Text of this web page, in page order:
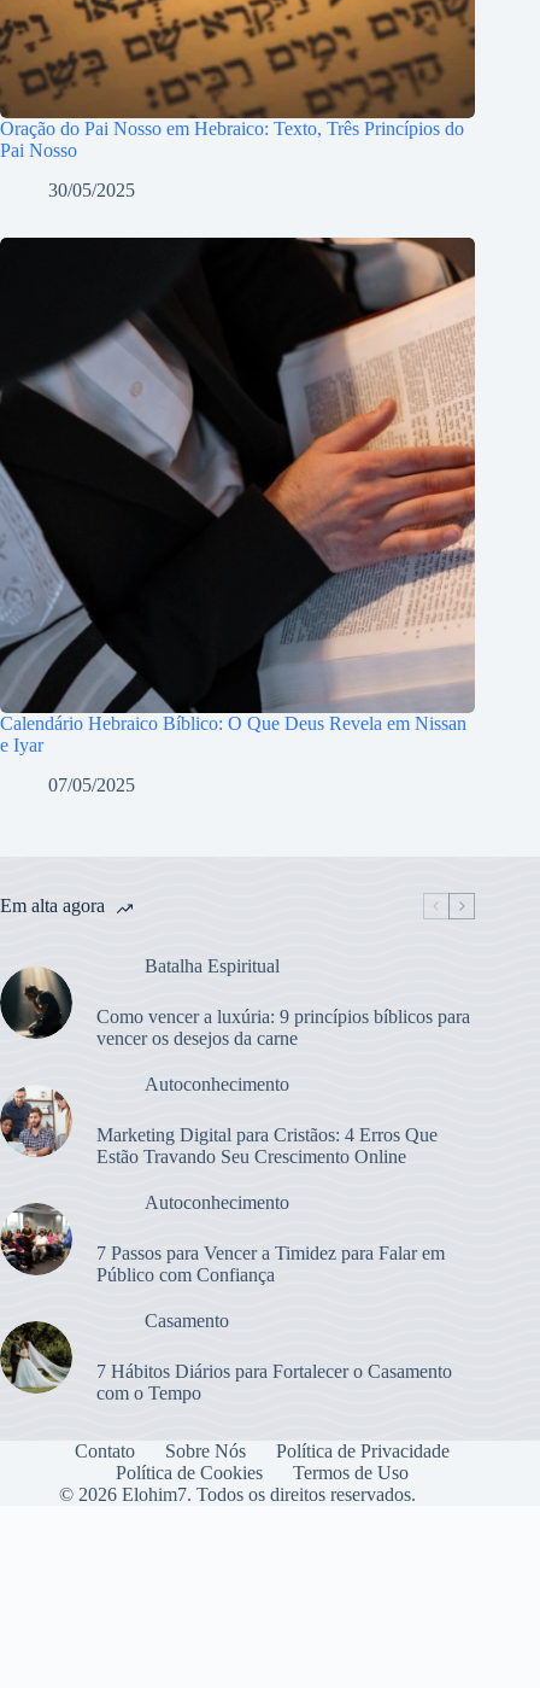
Oração do Pai Nosso em Hebraico: Texto, Três Princípios do
Pai Nosso
30/05/2025
Calendário Hebraico Bíblico: O Que Deus Revela em Nissan
e Iyar
07/05/2025
Em alta agora
Batalha Espiritual
Como vencer a luxúria: 9 princípios bíblicos para
vencer os desejos da carne
Autoconhecimento
Marketing Digital para Cristãos: 4 Erros Que
Estão Travando Seu Crescimento Online
Autoconhecimento
7 Passos para Vencer a Timidez para Falar em
Público com Confiança
Casamento
7 Hábitos Diários para Fortalecer o Casamento
com o Tempo
Contato Sobre Nós
Política de Privacidade
Política de Cookies
Termos de Uso
© 2026 Elohim7. Todos os direitos reservados.